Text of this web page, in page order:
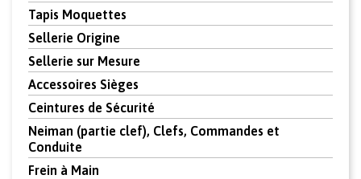
Tapis Moquettes
Sellerie Origine
Sellerie sur Mesure
Accessoires Sièges
Ceintures de Sécurité
Neiman (partie clef), Clefs, Commandes et
Conduite
Frein à Main